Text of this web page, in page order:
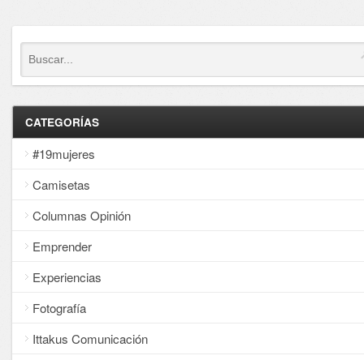
CATEGORÍAS
#19mujeres
Camisetas
Columnas Opinión
Emprender
Experiencias
Fotografía
Ittakus Comunicación